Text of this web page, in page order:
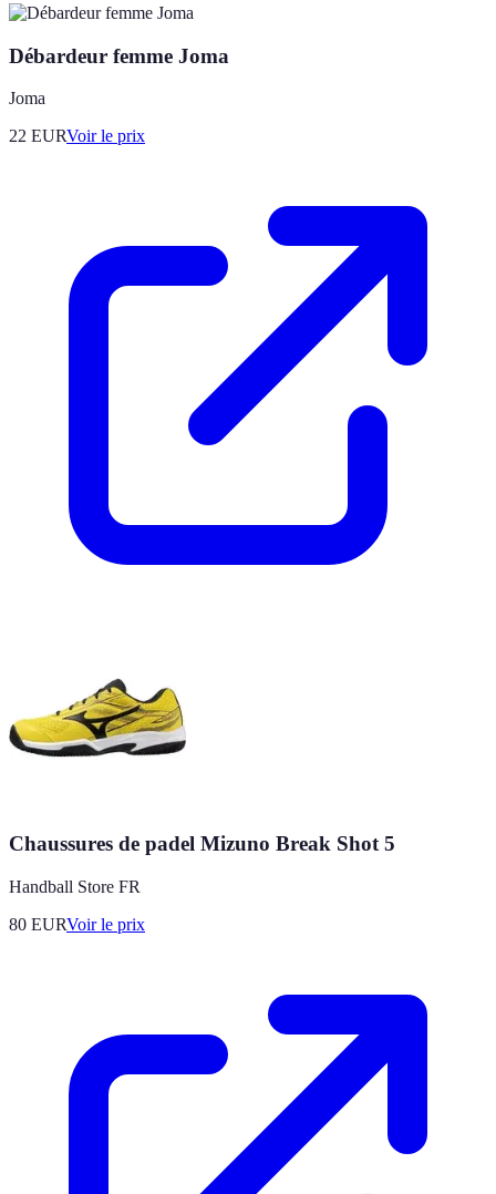
Débardeur femme Joma
Joma
22 EURVoir le prix
Chaussures de padel Mizuno Break Shot 5
Handball Store FR
80 EURVoir le prix